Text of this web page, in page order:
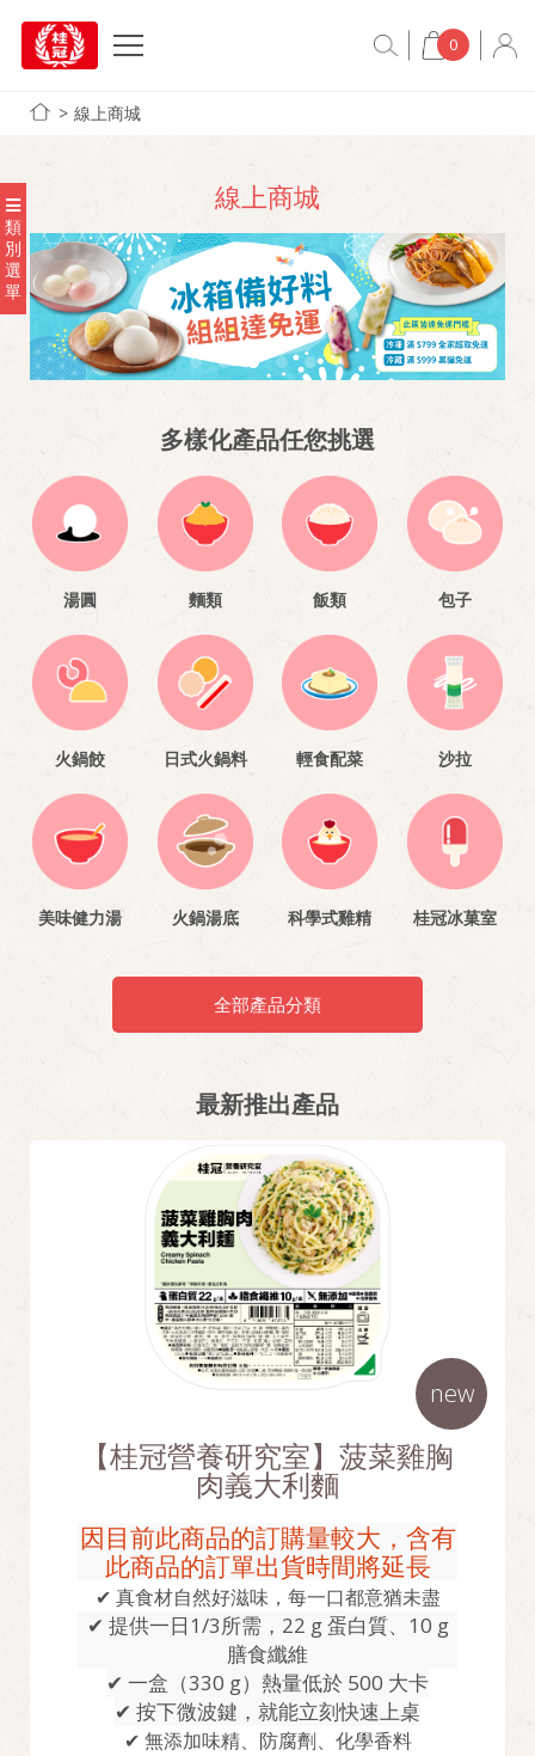
0
線上商城
類
別
選
單
線上商城
多樣化產品任您挑選
湯圓 麵類 飯類 包子
火鍋餃 日式火鍋料 輕食配菜 沙拉
美味健力湯 火鍋湯底 科學式雞精 桂冠冰菓室
全部產品分類
最新推出產品
【桂冠營養研究室】菠菜雞胸
肉義大利麵
因目前此商品的訂購量較大，含有
此商品的訂單出貨時間將延長
✔ 真食材自然好滋味，每一口都意猶未盡
✔ 提供一日1/3所需，22 g 蛋白質、10 g
膳食纖維
✔ 一盒（330 g）熱量低於 500 大卡
✔ 按下微波鍵，就能立刻快速上桌
✔ 無添加味精、防腐劑、化學香料
new